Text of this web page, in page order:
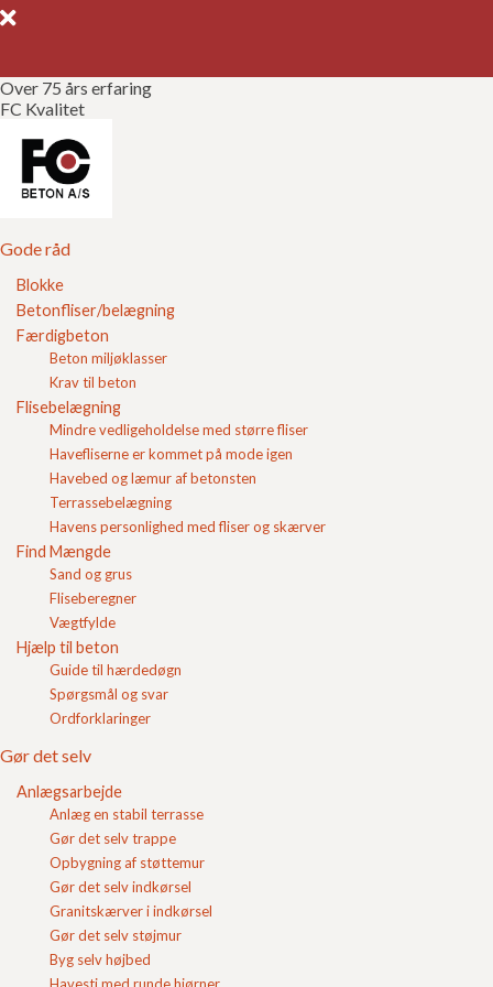
Over 75 års erfaring
FC Kvalitet
Gode råd
Blokke
Betonfliser/belægning
Færdigbeton
Beton miljøklasser
Krav til beton
Flisebelægning
Mindre vedligeholdelse med større fliser
Havefliserne er kommet på mode igen
Havebed og læmur af betonsten
Terrassebelægning
Havens personlighed med fliser og skærver
Find Mængde
Sand og grus
Fliseberegner
Vægtfylde
Hjælp til beton
Guide til hærdedøgn
Spørgsmål og svar
Ordforklaringer
Gør det selv
Anlægsarbejde
Anlæg en stabil terrasse
Gør det selv trappe
Opbygning af støttemur
Gør det selv indkørsel
Granitskærver i indkørsel
Gør det selv støjmur
Byg selv højbed
Havesti med runde hjørner
Gode råd
Gør det selv
Kvalitetssikring
Brochurer
Referencer
Om FC
Kontakt
Login
Indkøbskurv
Hvad bruges til bærelag?
Når du skal anlægge en ny belægning med
belægningssten skal du sørge for at laget under
belægningen er korrekt opbygget. Se eventuelt i vores
gør-det-selvafsnit omkring korrekt opbygning.
Til bærelaget skal der bruge
købe her fra vores webshop i bibbags.
Ved at få leveret stabilgrus i bigbagshar du bedre styr
på gruset inden det skal bruges til opbygning af
bærelaget, og du kan få det leveret sammen med de
betonflisereller betonsten som skal bruges til
anlægsarbejdet.
Indkøbskurv
Gode råd
Betonfliser/belægning
Færdigbeton
Flisebelægning
Find Mængde
Hjælp til beton
Guide til hærdedøgn
Spørgsmål og svar
Levering
Mængder
Størrelser